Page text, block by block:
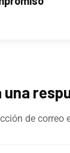
una
de correo